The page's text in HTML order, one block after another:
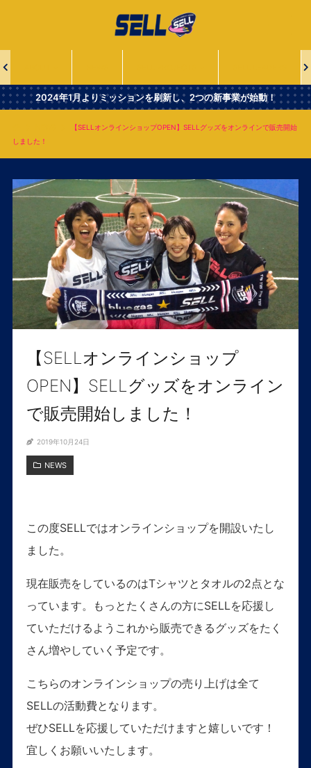
団
法
Second
Era
2024年1月よりミッションを刷新し、2つの新事業が始動！
【SELLオンラインショップOPEN】SELLグッズをオンラインで販売開始
しました！
【SELLオンラインショップ
OPEN】SELLグッズをオンライン
で販売開始しました！
2019年10月24日
NEWS
この度SELLではオンラインショップを開設いたし
ました。
現在販売をしているのはTシャツとタオルの2点とな
っています。もっとたくさんの方にSELLを応援し
ていただけるようこれから販売できるグッズをたく
さん増やしていく予定です。
こちらのオンラインショップの売り上げは全て
SELLの活動費となります。
ぜひSELLを応援していただけますと嬉しいです！
宜しくお願いいたします。